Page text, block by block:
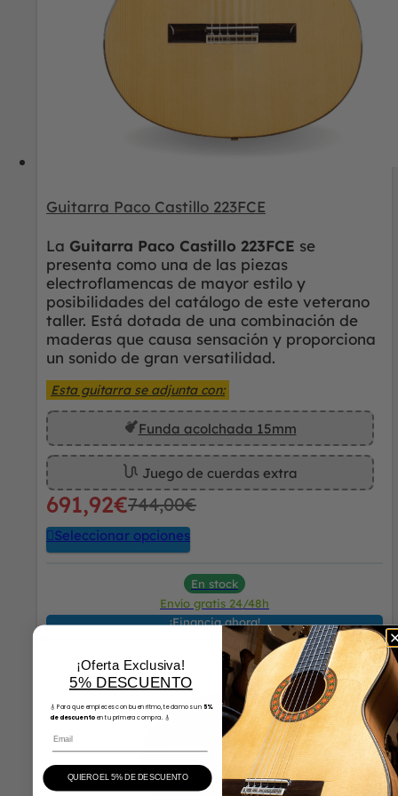
Guitarra Paco Castillo 223FCE
La Guitarra Paco Castillo 223FCE se
presenta como una de las piezas
electroflamencas de mayor estilo y
posibilidades del catálogo de este veterano
taller. Está dotada de una combinación de
maderas que causa sensación y proporciona
un sonido de gran versatilidad.
Esta guitarra se adjunta con:
Funda acolchada 15mm
Juego de cuerdas extra
691,92€744,00€
Seleccionar opciones
En stock
Envío gratis 24/48h
¡Financia ahora!
¡Oferta Exclusiva!
5% DESCUENTO
🎸 Para que empieces con buen ritmo, te damos un 5%
de descuentoen tu primera compra. 🎸
QUIERO EL 5% DE DESCUENTO